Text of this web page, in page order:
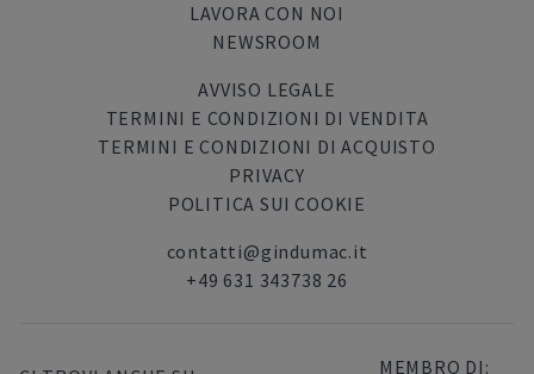
LAVORA CON NOI
NEWSROOM
AVVISO LEGALE
TERMINI E CONDIZIONI DI VENDITA
TERMINI E CONDIZIONI DI ACQUISTO
PRIVACY
POLITICA SUI COOKIE
contatti@gindumac.it
+49 631 343738 26
MEMBRO DI: